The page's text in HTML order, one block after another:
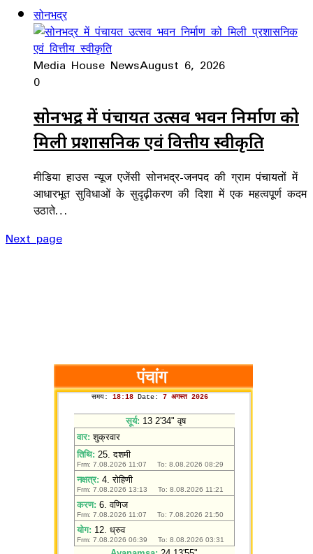
सोनभद्र
Media House NewsAugust 6, 2026
0
सोनभद्र में पंचायत उत्सव भवन निर्माण को
मिली प्रशासनिक एवं वित्तीय स्वीकृति
मीडिया हाउस न्यूज एजेंसी सोनभद्र-जनपद की ग्राम पंचायतों में
आधारभूत सुविधाओं के सुदृढ़ीकरण की दिशा में एक महत्वपूर्ण कदम
उठाते…
Next page